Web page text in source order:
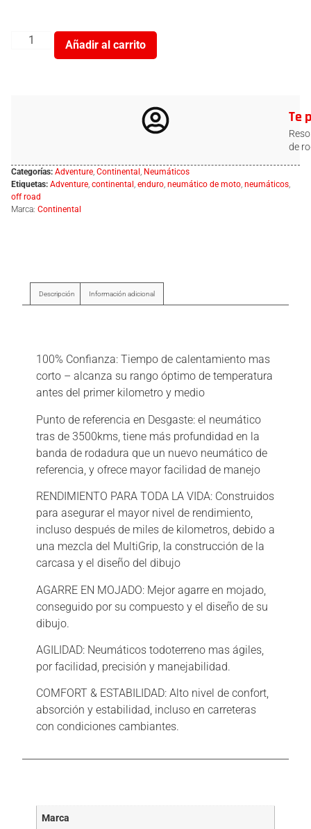
Añadir al carrito
Te
de
Categorías: Adventure, Continental , Neumáticos
Etiquetas: Adventure, continental , enduro, neumático de moto, neumáticos,
off road
Marca: Continental
Descripción Información adicional
100% Confianza: Tiempo de calentamiento mas
corto – alcanza su rango óptimo de temperatura
antes del primer kilometro y medio
Punto de referencia en Desgaste: el neumático
tras de 3500kms, tiene más profundidad en la
banda de rodadura que un nuevo neumático de
referencia, y ofrece mayor facilidad de manejo
RENDIMIENTO PARA TODA LA VIDA: Construidos
para asegurar el mayor nivel de rendimiento,
incluso después de miles de kilometros, debido a
una mezcla del MultiGrip, la construcción de la
carcasa y el diseño del dibujo
AGARRE EN MOJADO: Mejor agarre en mojado,
conseguido por su compuesto y el diseño de su
dibujo.
AGILIDAD: Neumáticos todoterreno mas ágiles,
por facilidad, precisión y manejabilidad.
COMFORT & ESTABILIDAD: Alto nivel de confort,
absorción y estabilidad, incluso en carreteras
con condiciones cambiantes.
Marca